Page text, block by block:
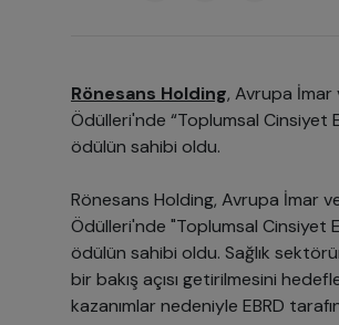
Rönesans Holding, Avrupa İmar
Ödülleri'nde “Toplumsal Cinsiyet
ödülün sahibi oldu.
Rönesans Holding, Avrupa İmar ve
Ödülleri'nde "Toplumsal Cinsiyet
ödülün sahibi oldu. Sağlık
bir bakış açısı getirilmesini
kazanımlar nedeniyle EBRD